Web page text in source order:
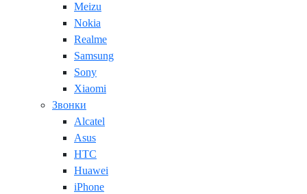
Meizu
Nokia
Realme
Samsung
Sony
Xiaomi
Звонки
Alcatel
Asus
HTC
Huawei
iPhone